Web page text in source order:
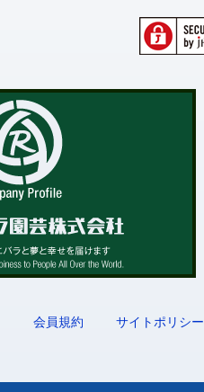
会員規約 サイトポリシー